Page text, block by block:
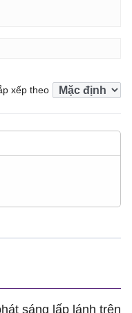
xếp theo
sáng lấp lánh trên